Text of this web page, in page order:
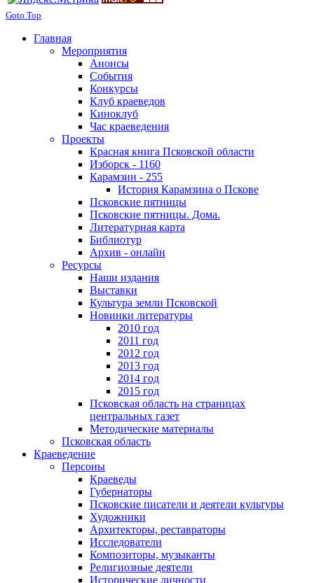
Goto Top
Главная
Мероприятия
Анонсы
События
Конкурсы
Клуб краеведов
Киноклуб
Час краеведения
Проекты
Красная книга Псковской области
Изборск - 1160
Карамзин - 255
История Карамзина о Пскове
Псковские пятницы
Псковские пятницы. Дома.
Литературная карта
Библиотур
Архив - онлайн
Ресурсы
Наши издания
Выставки
Культура земли Псковской
Новинки литературы
2010 год
2011 год
2012 год
2013 год
2014 год
2015 год
Псковская область на страницах
центральных газет
Методические материалы
Псковская область
Краеведение
Персоны
Краеведы
Губернаторы
Псковские писатели и деятели культуры
Художники
Архитекторы, реставраторы
Исследователи
Композиторы, музыканты
Религиозные деятели
Исторические личности